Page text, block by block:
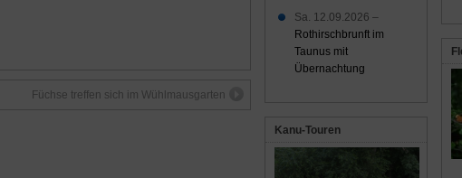
Füchse treffen sich im Wühlmausgarten
Sa. 12.09.2026 –
Rothirschbrunft im
Taunus mit
Übernachtung
Kanu-Touren